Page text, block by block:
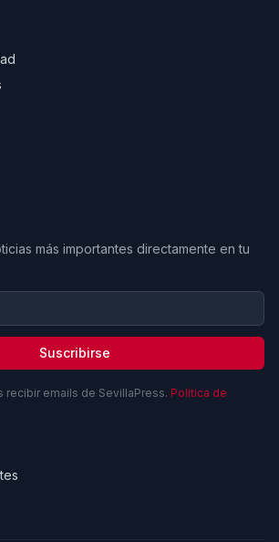
más importantes directamente en tu
Suscribirse
recibir emails de SevillaPress. Política de